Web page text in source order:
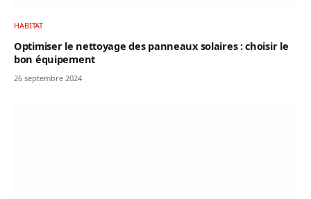
HABITAT
Optimiser le nettoyage des panneaux solaires : choisir le
bon équipement
26 septembre 2024